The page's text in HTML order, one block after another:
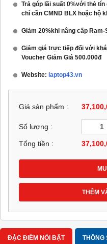
Trả góp lãi suất 0%với thẻ
chỉ cần CMND BLX hoặc hộ
Giảm 20%khi nâng cấp Ram-
Giảm giá trực tiếp đối với
Voucher Giảm Giá 500.000đ
Website: laptop43.vn
Giá sản phẩm :
Số lượng :
Tổng tiền :
THÊM
ĐẶC ĐIỂM NỔI BẬT THÔNG